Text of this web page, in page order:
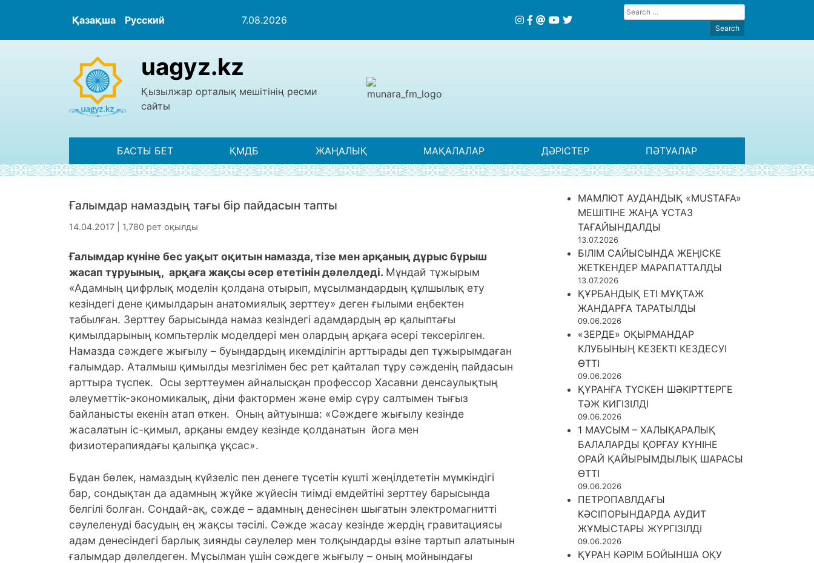
Қазақша Русский 7.08.2026
uagyz.kz
Қызылжар орталық мешітінің ресми
сайты
БАСТЫ БЕТ ҚМДБ ЖАҢАЛЫҚ МАҚАЛАЛАР ДӘРІСТЕР ПӘТУАЛАР
Ғалымдар намаздың тағы бір пайдасын тапты
14.04.2017 | 1,780 рет оқылды
Ғалымдар күніне бес уақыт оқитын намазда, тізе мен арқаның дұрыс бұрыш
жасап тұруының, арқаға жақсы әсер ететінін дәлелдеді. Мұндай тұжырым
«Адамның цифрлық моделін қолдана отырып, мұсылмандардың құлшылық ету
кезіндегі дене қимылдарын анатомиялық зерттеу» деген ғылыми еңбектен
табылған. Зерттеу барысында намаз кезіндегі адамдардың әр қалыптағы
қимылдарының компьтерлік моделдері мен олардың арқаға әсері тексерілген.
Намазда сәждеге жығылу – буындардың икемділігін арттырады деп тұжырымдаған
ғалымдар. Аталмыш қимылды мезгілімен бес рет қайталап тұру сәжденің пайдасын
арттыра түспек. Осы зерттеумен айналысқан профессор Хасавни денсаулықтың
әлеуметтік-экономикалық, діни фактормен және өмір сүру салтымен тығыз
байланысты екенін атап өткен. Оның айтуынша: «Сәждеге жығылу кезінде
жасалатын іс-қимыл, арқаны емдеу кезінде қолданатын йога мен
физиотерапиядағы қалыпқа ұқсас».
Бұдан бөлек, намаздың күйзеліс пен денеге түсетін күшті жеңілдететін мүмкіндігі
бар, сондықтан да адамның жүйке жүйесін тиімді емдейтіні зерттеу барысында
белгілі болған. Сондай-ақ, сәжде – адамның денесінен шығатын электромагнитті
сәулеленуді басудың ең жақсы тәсілі. Сәжде жасау кезінде жердің гравитациясы
адам денесіндегі барлық зиянды сәулелер мен толқындарды өзіне тартып алатынын
ғалымдар дәлелдеген. Мұсылман үшін сәждеге жығылу – оның мойнындағы
МАМЛЮТ АУДАНДЫҚ «MUSTAFA»
МЕШІТІНЕ ЖАҢА ҰСТАЗ
ТАҒАЙЫНДАЛДЫ
13.07.2026
БІЛІМ САЙЫСЫНДА ЖЕҢІСКЕ
ЖЕТКЕНДЕР МАРАПАТТАЛДЫ
13.07.2026
ҚҰРБАНДЫҚ ЕТІ МҰҚТАЖ
ЖАНДАРҒА ТАРАТЫЛДЫ
09.06.2026
«ЗЕРДЕ» ОҚЫРМАНДАР
КЛУБЫНЫҢ КЕЗЕКТІ КЕЗДЕСУІ
ӨТТІ
09.06.2026
ҚҰРАНҒА ТҮСКЕН ШӘКІРТТЕРГЕ
ТӘЖ КИГІЗІЛДІ
09.06.2026
1 МАУСЫМ – ХАЛЫҚАРАЛЫҚ
БАЛАЛАРДЫ ҚОРҒАУ КҮНІНЕ
ОРАЙ ҚАЙЫРЫМДЫЛЫҚ ШАРАСЫ
ӨТТІ
09.06.2026
ПЕТРОПАВЛДАҒЫ
КӘСІПОРЫНДАРДА АУДИТ
ЖҰМЫСТАРЫ ЖҮРГІЗІЛДІ
09.06.2026
ҚҰРАН КӘРІМ БОЙЫНША ОҚУ